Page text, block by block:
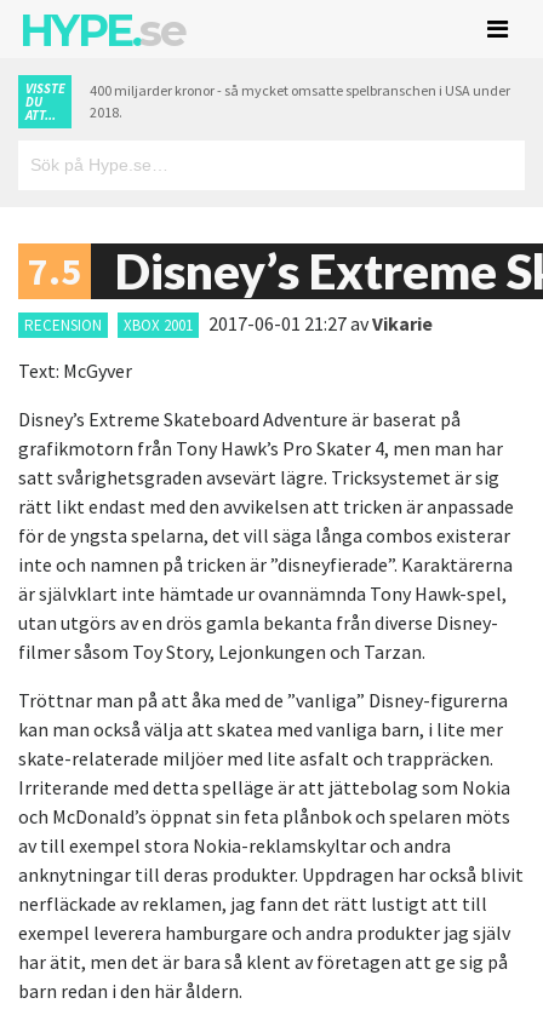
HYPE.se
VISSTE
DU
ATT...
400 miljarder kronor - så mycket omsatte spelbranschen i USA under
2018.
7.5 Disney’s Extreme
RECENSION XBOX 2001 2017-06-01 21:27avVikarie
Text: McGyver
Disney’s Extreme Skateboard Adventure är baserat på
grafikmotorn från Tony Hawk’s Pro Skater 4, men man har
satt svårighetsgraden avsevärt lägre. Tricksystemet är sig
rätt likt endast med den avvikelsen att tricken är anpassade
för de yngsta spelarna, det vill säga långa combos existerar
inte och namnen på tricken är ”disneyfierade”. Karaktärerna
är självklart inte hämtade ur ovannämnda Tony Hawk-spel,
utan utgörs av en drös gamla bekanta från diverse Disney-
filmer såsom Toy Story, Lejonkungen och Tarzan.
Tröttnar man på att åka med de ”vanliga” Disney-figurerna
kan man också välja att skatea med vanliga barn, i lite mer
skate-relaterade miljöer med lite asfalt och trappräcken.
Irriterande med detta spelläge är att jättebolag som Nokia
och McDonald’s öppnat sin feta plånbok och spelaren möts
av till exempel stora Nokia-reklamskyltar och andra
anknytningar till deras produkter. Uppdragen har också blivit
nerfläckade av reklamen, jag fann det rätt lustigt att till
exempel leverera hamburgare och andra produkter jag själv
har ätit, men det är bara så klent av företagen att ge sig på
barn redan i den här åldern.